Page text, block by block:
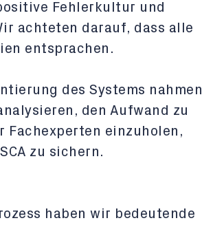
Fehlerkultur und
achteten darauf, dass alle
entsprachen.
des Systems nahmen
den Aufwand zu
Fachexperten einzuholen,
zu sichern.
haben wir bedeutende